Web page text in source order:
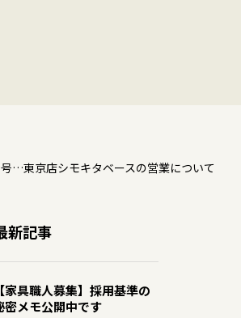
…東京店シモキタベースの営業について
新記事
【家具職人募集】採用基準の
密メモ公開中です